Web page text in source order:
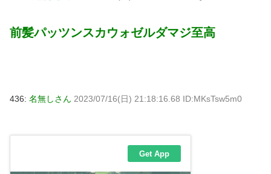
前髪パッツンスカウォゼルダマジ至高
436: 名無しさん 2023/07/16(日) 21:18:16.68 ID:MKsTsw5m0